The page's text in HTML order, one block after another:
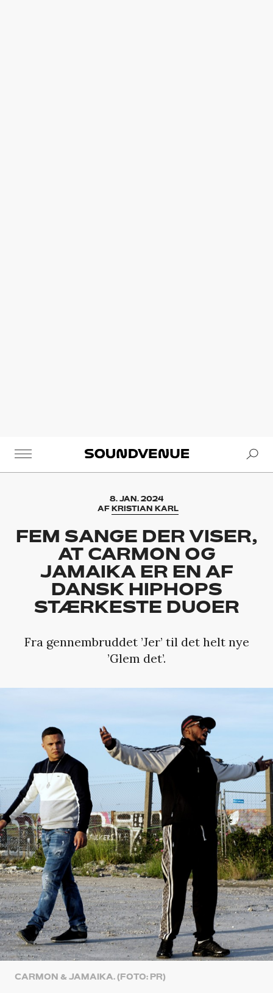
Soundvenue
8. JAN. 2024
AF KRISTIAN KARL
FEM SANGE DER VISER,
AT CARMON OG
JAMAIKA ER EN AF
DANSK HIPHOPS
STÆRKESTE DUOER
Fra gennembruddet ’Jer’ til det helt nye
’Glem det’.
CARMON & JAMAIKA. (FOTO: PR)